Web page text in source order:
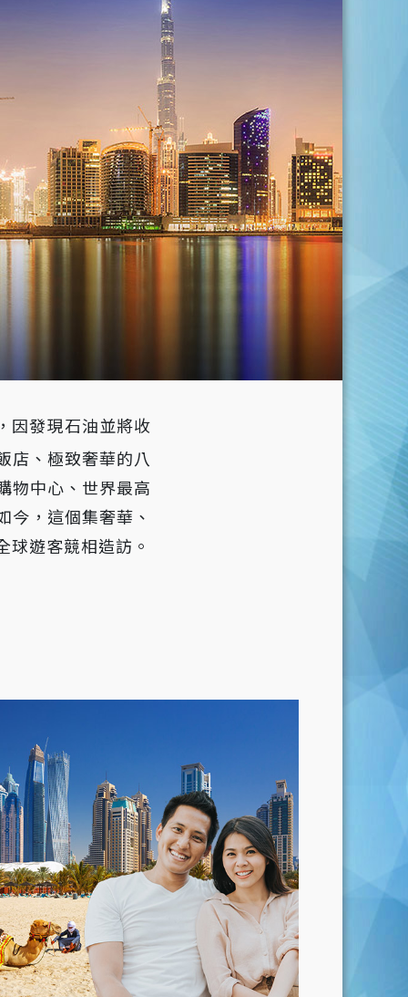
因發現石油並將收
店、極致奢華的八
物中心、世界最高
，這個集奢華、
遊客競相造訪。